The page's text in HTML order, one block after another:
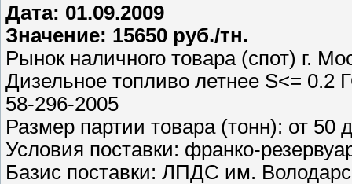
Дата: 01.09.2009
Значение: 15650 руб./тн.
Рынок наличного товара (спот) г.
Дизельное топливо летнее S<=
58-296-2005
Размер партии товара (тонн): от 50
Условия поставки: франко-
Базис поставки: ЛПДС им.